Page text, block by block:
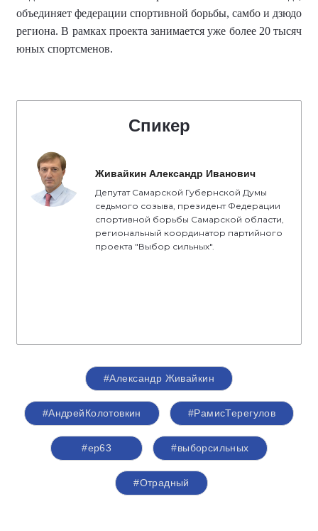
объединяет федерации спортивной борьбы, самбо и дзюдо
региона. В рамках проекта занимается уже более 20 тысяч
юных спортсменов.
Спикер
Живайкин Александр Иванович
Депутат Самарской Губернской Думы
седьмого созыва, президент Федерации
спортивной борьбы Самарской области,
региональный координатор партийного
проекта "Выбор сильных".
#Александр Живайкин
#АндрейКолотовкин #РамисТерегулов
#ер63 #выборсильных
#Отрадный